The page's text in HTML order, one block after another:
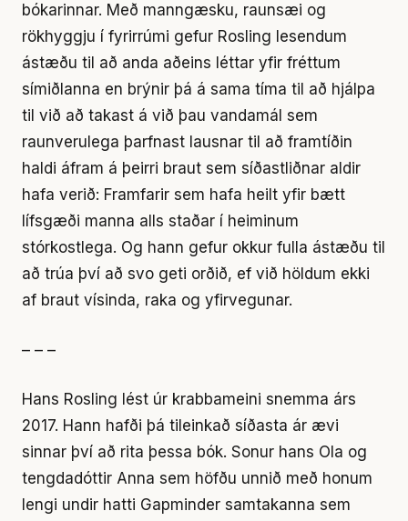
bókarinnar. Með manngæsku, raunsæi og
rökhyggju í fyrirrúmi gefur Rosling lesendum
ástæðu til að anda aðeins léttar yfir fréttum
símiðlanna en brýnir þá á sama tíma til að hjálpa
til við að takast á við þau vandamál sem
raunverulega þarfnast lausnar til að framtíðin
haldi áfram á þeirri braut sem síðastliðnar aldir
hafa verið: Framfarir sem hafa heilt yfir bætt
lífsgæði manna alls staðar í heiminum
stórkostlega. Og hann gefur okkur fulla ástæðu til
að trúa því að svo geti orðið, ef við höldum ekki
af braut vísinda, raka og yfirvegunar.
– – –
Hans Rosling lést úr krabbameini snemma árs
2017. Hann hafði þá tileinkað síðasta ár ævi
sinnar því að rita þessa bók. Sonur hans Ola og
tengdadóttir Anna sem höfðu unnið með honum
lengi undir hatti Gapminder samtakanna sem